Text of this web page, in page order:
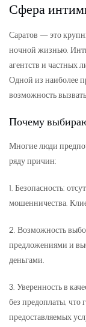
Сфера
Саратов — это
ночной жизнью.
агентств и частных
Одной из наиболее
возможность
Почему
Многие люди
ряду причин:
1. Безопасность:
мошенничества.
2. Возможность
предложениями и
деньгами.
3. Уверенность в
без предоплаты, что
предоставляемых